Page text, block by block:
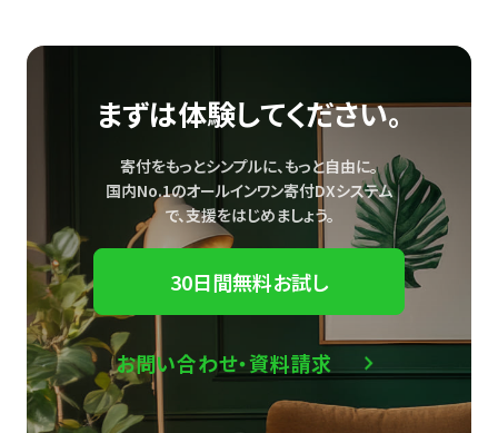
まずは体験してください。
寄付をもっとシンプルに、もっと自由に。
国内No.1のオールインワン寄付DXシステム
で、支援をはじめましょう。
30日間無料お試し
お問い合わせ・資料請求